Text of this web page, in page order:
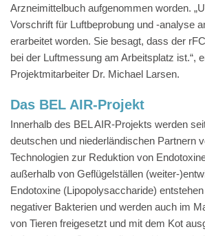
Arzneimittelbuch aufgenommen worden.
Vorschrift für Luftbeprobung und -analyse
erarbeitet worden. Sie besagt, dass der
bei der Luftmessung am Arbeitsplatz ist.“,
Projektmitarbeiter Dr. Michael Larsen.
Das BEL AIR-Projekt
Innerhalb des BEL AIR-Projekts werden
deutschen und niederländischen Partnern
Technologien zur Reduktion von
außerhalb von Geflügelställen (weiter-
Endotoxine (Lipopolysaccharide)
negativer Bakterien und werden auch im
von Tieren freigesetzt und mit dem Kot